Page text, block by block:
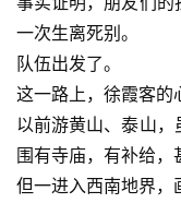
登录
一次生离死别。
队伍出发了。
这一路上，徐霞客的
以前游黄山、泰山，
围有寺庙，有补给，
但一进入西南地界，